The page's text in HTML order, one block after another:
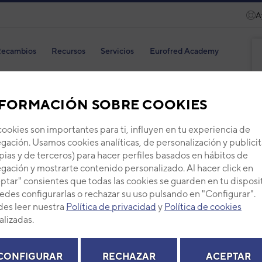
SOBRE COOKIES
son importantes para ti, influyen en tu experiencia de
Usamos cookies analíticas, de personalización y
y de terceros) para hacer perfiles basados en hábitos de
y mostrarte contenido personalizado. Al hacer click en
consientes que todas las cookies se guarden en tu
configurarlas o rechazar su uso pulsando en "Configurar".
leer nuestra Política de privacidad y Política de cookies
RECHAZAR ACEPTAR
Recursos Servicios Eurofred Academy
Código:
Ref.
+ Ver